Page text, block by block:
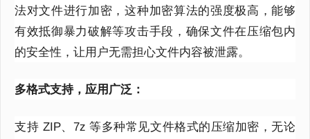
法对文件进行加密，这种加密算法的强度极高，能够
有效抵御暴力破解等攻击手段，确保文件在压缩包内
的安全性，让用户无需担心文件内容被泄露。
多格式支持，应用广泛：
支持 ZIP、 7z等多种常见文件格式的压缩加密，无论